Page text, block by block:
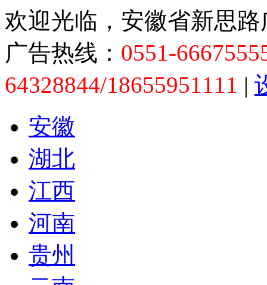
欢迎光临，安徽省新思
广告热线： 0551-
64328844/18655951111 |
安徽
湖北
江西
河南
贵州